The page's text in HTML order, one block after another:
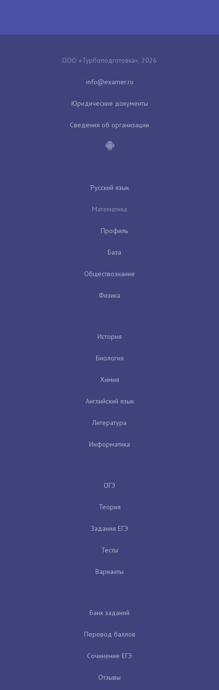
ООО «Турбоподготовка», 2026
Юридические документы
Сведения об организации
Русский язык
Математика
Профиль
База
Обществознание
Физика
История
Биология
Химия
Английский язык
Литература
Информатика
ОГЭ
Теория
Задания ЕГЭ
Тесты
Варианты
Банк заданий
Перевод баллов
Сочинение ЕГЭ
Отзывы